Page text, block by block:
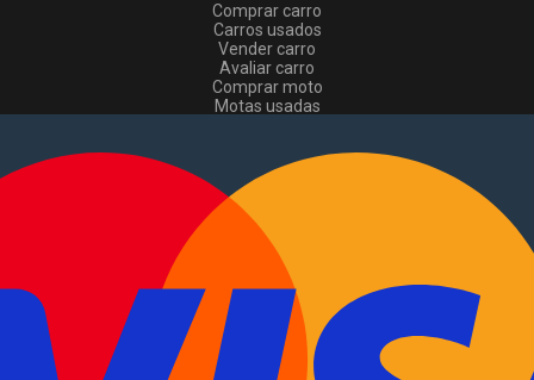
Comprar carro
Carros usados
Vender carro
Avaliar carro
Comprar moto
Motas usadas
Comerciais usados
Vender comerciais
Informações
Como comprar e vender
Pacotes de anúncios
Verificar VIN e matrícula
Sitemap
EN
Sobre Nós